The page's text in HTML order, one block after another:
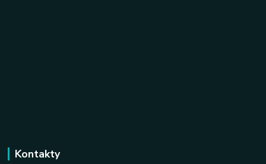
Kontakty